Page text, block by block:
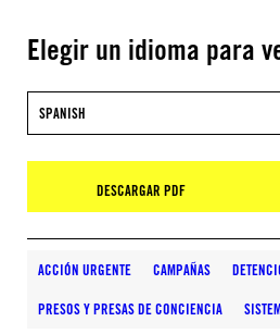
Elegir un idioma para
SPANISH
DESCARGAR PDF
ACCIÓN URGENTE CAMPAÑAS
PRESOS Y PRESAS DE CONCIENCIA